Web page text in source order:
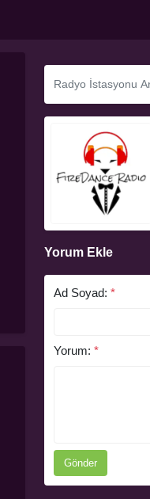
Yorum Ekle
Ad Soyad: *
Yorum: *
Gönder